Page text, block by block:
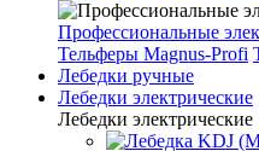
Профессиональные
Тельферы Magnus-Profi
Лебедки ручные
Лебедки электрические
Лебедки электрические